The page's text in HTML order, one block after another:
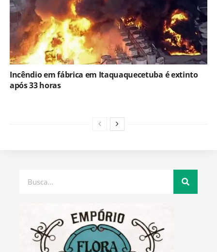
Incêndio em fábrica em Itaquaquecetuba é extinto
após 33 horas